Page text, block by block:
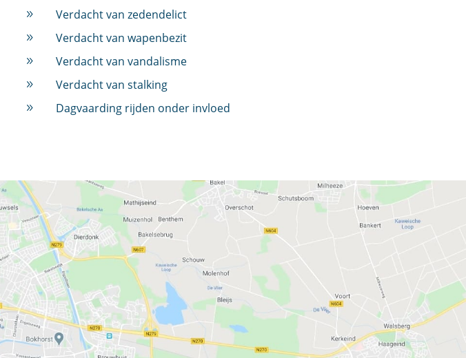
9 Verdacht van zedendelict
9 Verdacht van wapenbezit
9 Verdacht van vandalisme
9 Verdacht van stalking
9 Dagvaarding rijden onder invloed